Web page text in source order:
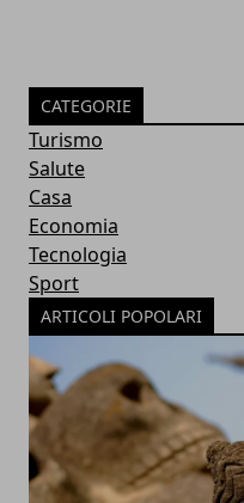
CATEGORIE
Turismo
Salute
Casa
Economia
Tecnologia
Sport
ARTICOLI POPOLARI